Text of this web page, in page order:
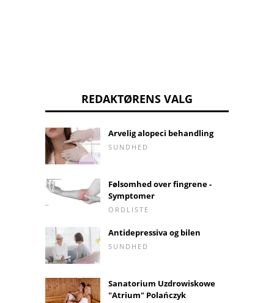
REDAKTØRENS VALG
Arvelig alopeci behandling
SUNDHED
Følsomhed over fingrene -
Symptomer
ORDLISTE
Antidepressiva og bilen
SUNDHED
Sanatorium Uzdrowiskowe
"Atrium" Polańczyk